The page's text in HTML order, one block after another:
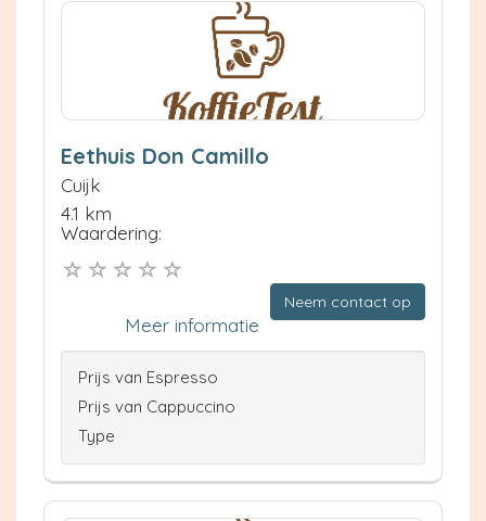
Eethuis Don Camillo
Cuijk
4.1 km
Waardering:
Neem contact op
Meer informatie
Prijs van Espresso
Prijs van Cappuccino
Type